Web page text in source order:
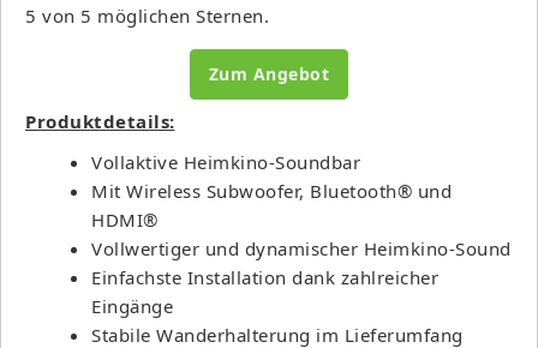
5 von 5 möglichen Sternen.
Zum Angebot
Produktdetails:
Vollaktive Heimkino-Soundbar
Mit Wireless Subwoofer, Bluetooth® und
HDMI®
Vollwertiger und dynamischer Heimkino-Sound
Einfachste Installation dank zahlreicher
Eingänge
Stabile Wanderhalterung im Lieferumfang